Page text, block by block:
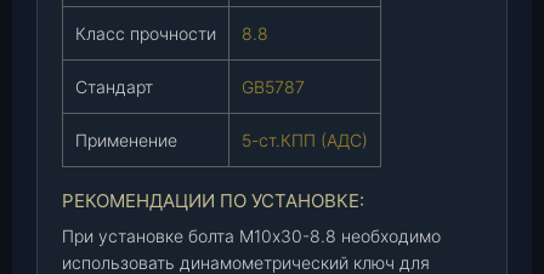
)
ш
Класс прочности 8.8
Стандарт GB5787
Применение 5-ст.КПП (АДС)
РЕКОМЕНДАЦИИ ПО УСТАНОВКЕ:
При установке болта М10х30-8.8 необходимо
использовать динамометрический ключ для